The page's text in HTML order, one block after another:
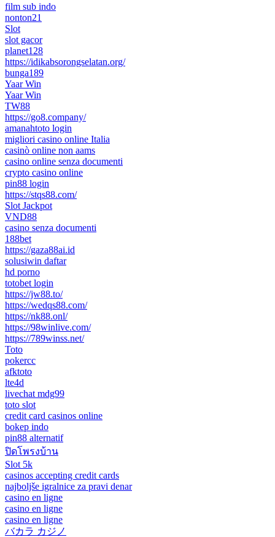
film sub indo
nonton21
Slot
slot gacor
planet128
https://idikabsorongselatan.org/
bunga189
Yaar Win
Yaar Win
TW88
https://go8.company/
amanahtoto login
migliori casino online Italia
casinò online non aams
casino online senza documenti
crypto casino online
pin88 login
https://stqs88.com/
Slot Jackpot
VND88
casino senza documenti
188bet
https://gaza88ai.id
solusiwin daftar
hd porno
totobet login
https://jw88.to/
https://wedqs88.com/
https://nk88.onl/
https://98winlive.com/
https://789winss.net/
Toto
pokercc
afktoto
lte4d
livechat mdg99
toto slot
credit card casinos online
bokep indo
pin88 alternatif
ปิดโพรงบ้าน
Slot 5k
casinos accepting credit cards
najboljše igralnice za pravi denar
casino en ligne
casino en ligne
casino en ligne
バカラ カジノ